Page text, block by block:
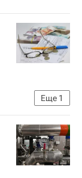
Еще 1
Министерство строительства и жилищно-коммунального хозяйства РФ (Минстрой России)